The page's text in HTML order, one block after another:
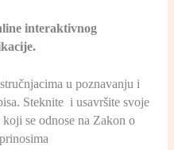
interaktivnog
u poznavanju i
Steknite i usavršite svoje
se odnose na Zakon o